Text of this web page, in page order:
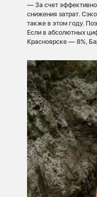
— За счет
снижения затрат.
также в этом году.
Если в абсолютных
Красноярске — 8%,